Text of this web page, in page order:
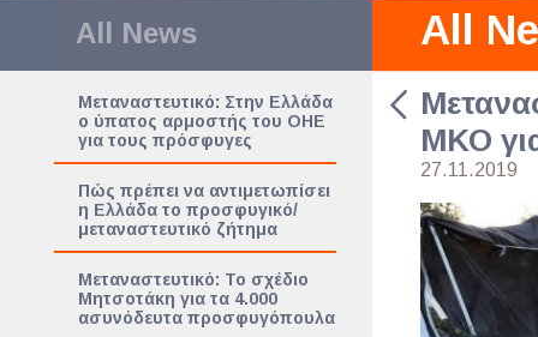
All News
Μεταναστευτικό: Στην Ελλάδα
ο ύπατος αρμοστής του ΟΗΕ
για τους πρόσφυγες
Πώς πρέπει να αντιμετωπίσει
η Ελλάδα το προσφυγικό/
μεταναστευτικό ζήτημα
Μεταναστευτικό: Το σχέδιο
Μητσοτάκη για τα 4.000
ασυνόδευτα προσφυγόπουλα
All
ΜΚΟ
27.11.2019